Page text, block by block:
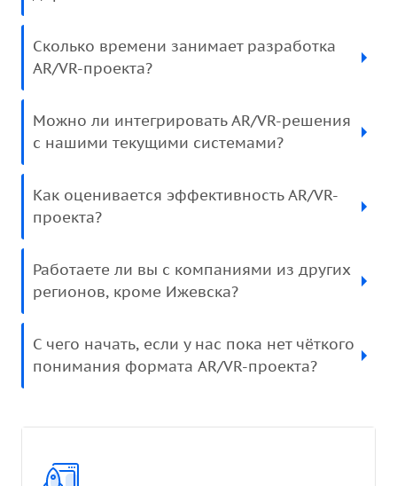
Сколько времени занимает разработка
AR/VR-проекта?
Можно ли интегрировать AR/VR-решения
с нашими текущими системами?
Как оценивается эффективность AR/VR-
проекта?
Работаете ли вы с компаниями из других
регионов, кроме Ижевска?
С чего начать, если у нас пока нет чёткого
понимания формата AR/VR-проекта?